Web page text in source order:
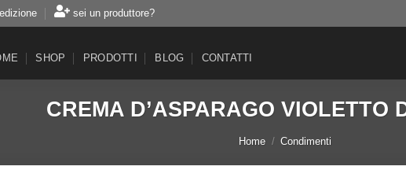
sei un produttore?
SHOP PRODOTTI BLOG CONTATTI
CREMA D’ASPARAGO VIOLETTO
Home / Condimenti